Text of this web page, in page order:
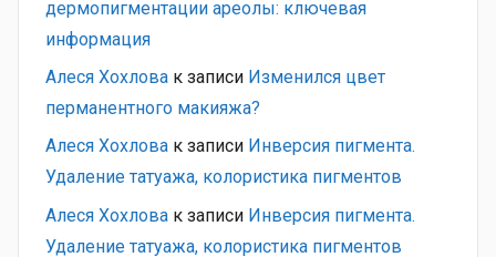
дермопигментации ареолы: ключевая
информация
Алеся Хохлова к записи Изменился цвет
перманентного макияжа?
Алеся Хохлова к записи Инверсия пигмента.
Удаление татуажа, колористика пигментов
Алеся Хохлова к записи Инверсия пигмента.
Удаление татуажа, колористика пигментов